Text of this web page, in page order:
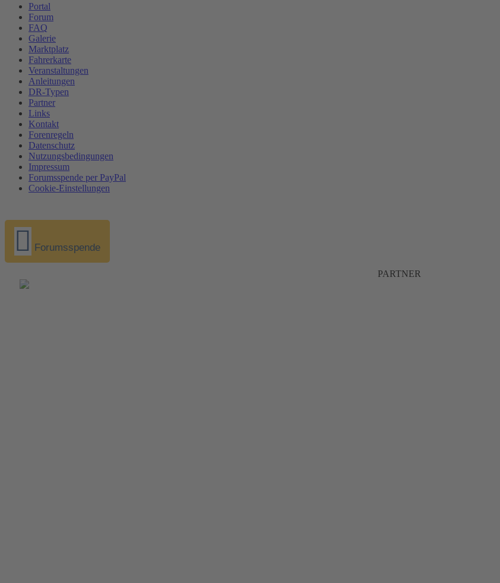
Portal
Forum
FAQ
Galerie
Marktplatz
Fahrerkarte
Veranstaltungen
Anleitungen
DR-Typen
Partner
Links
Kontakt
Forenregeln
Datenschutz
Nutzungsbedingungen
Impressum
Forumsspende per PayPal
Cookie-Einstellungen
Forumsspende
PARTNER